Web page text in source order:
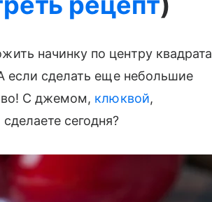
начинку по центру квадрата
если сделать еще небольшие
С джемом, клюквой,
сегодня?